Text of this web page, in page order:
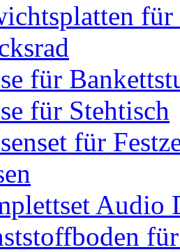
für
für
für Stehtisch
für
Audio